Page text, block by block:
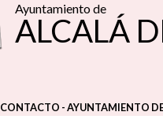
Ayuntamiento de
ALCALÁ
CONTACTO - AYUNTAMIENTO